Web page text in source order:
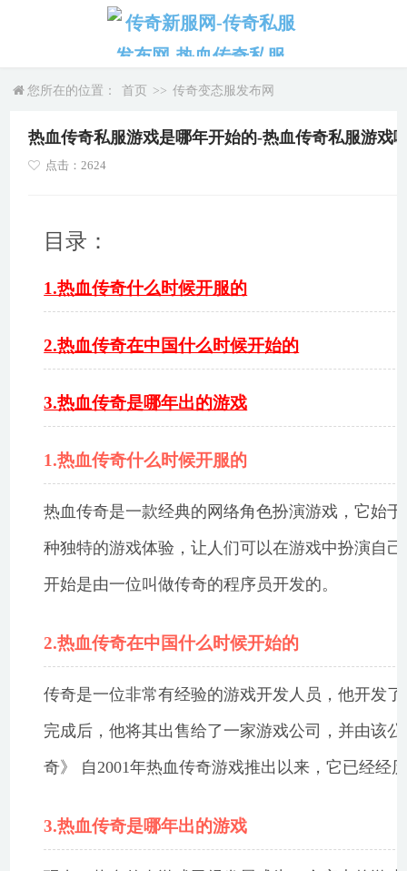
您所在的位置： 首页 >> 传奇变态服发布网
热血传奇私服游戏是哪年开始的-热血传奇私服游戏
点击：2624
目录：
1.热血传奇什么时候开服的
2.热血传奇在中国什么时候开始的
3.热血传奇是哪年出的游戏
1.热血传奇什么时候开服的
热血传奇是一款经典的网络角色扮演游戏，它始
种独特的游戏体验，让人们可以在游戏中扮演自
开始是由一位叫做传奇的程序员开发的。
2.热血传奇在中国什么时候开始的
传奇是一位非常有经验的游戏开发人员，他开发
完成后，他将其出售给了一家游戏公司，并由该
奇》 自2001年热血传奇游戏推出以来，它已经经
3.热血传奇是哪年出的游戏